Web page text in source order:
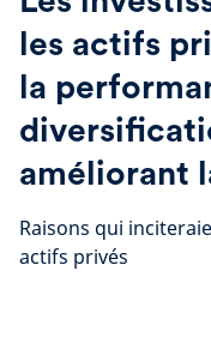
les actifs
la
améliorant
Raisons qui
actifs privés